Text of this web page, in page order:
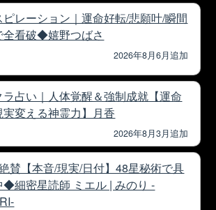
ピレーション｜運命好転/悲願叶/瞬間
全看破◆嬉野つばさ
2026年8月6月追加
ラ占い｜人体覚醒＆強制成就【運命
実変える神霊力】月香
2026年8月3月追加
賛【本音/現実/日付】48星秘術で具
◆細密星読師 ミエル | みのり -